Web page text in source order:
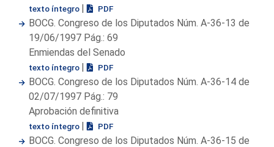
texto íntegro | PDF
BOCG. Congreso de los Diputados Núm. A-36-13 de
19/06/1997 Pág.: 69
Enmiendas del Senado
texto íntegro | PDF
BOCG. Congreso de los Diputados Núm. A-36-14 de
02/07/1997 Pág.: 79
Aprobación definitiva
texto íntegro | PDF
BOCG. Congreso de los Diputados Núm. A-36-15 de